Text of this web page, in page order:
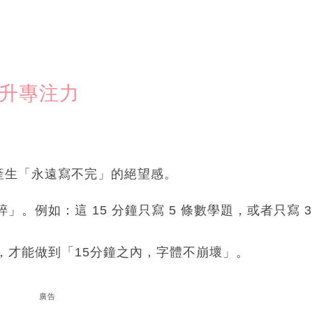
專注力
「永遠寫不完」的絕望感。
」。例如：這 15 分鐘只寫 5 條數學題，或者只寫 3
能做到「15分鐘之內，字體不崩壞」。
廣告